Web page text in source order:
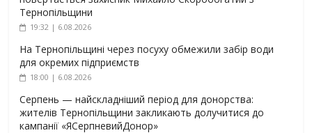
Тернопільщини
19:32 | 6.08.2026
На Тернопільщині через посуху обмежили забір води
для окремих підприємств
18:00 | 6.08.2026
Серпень — найскладніший період для донорства:
жителів Тернопільщини закликають долучитися до
кампанії «ЯСерпневийДонор»